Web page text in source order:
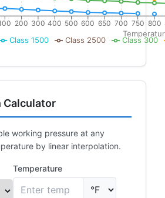
Class 1500 Class 2500 Class 300
200 300 400 500 600 650 700 750 800
Calculator
working pressure at any
by linear interpolation.
Temperature